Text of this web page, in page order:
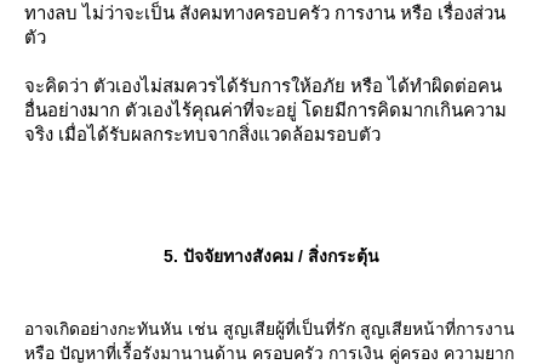
ตัวที่ 2 : สารสื่อประสาท โดปามีน (dopamine)
การสร้างความสุข ถ้าหากโดปามีนหยุดทำงาน ก็จะทำให้เราเกิดอา
ได้
ทางลบ ไม่ว่าจะเป็น สังคมทางครอบครัว การงาน หรือ เรื่องส่วน
ตัว
จะคิดว่า ตัวเองไม่สมควรได้รับการให้อภัย หรือ ได้ทำผิดต่อคน
อื่นอย่างมาก ตัวเองไร้คุณค่าที่จะอยู่ โดยมีการคิดมากเกินความ
จริง เมื่อได้รับผลกระทบจากสิ่งแวดล้อมรอบตัว
5. ปัจจัยทางสังคม / สิ่งกระตุ้น
อาจเกิดอย่างกะทันหัน เช่น สูญเสียผู้ที่เป็นที่รัก สูญเสียหน้าที่การงาน
หรือ ปัญหาที่เรื้อรังมานานด้าน ครอบครัว การเงิน คู่ครอง ความยาก